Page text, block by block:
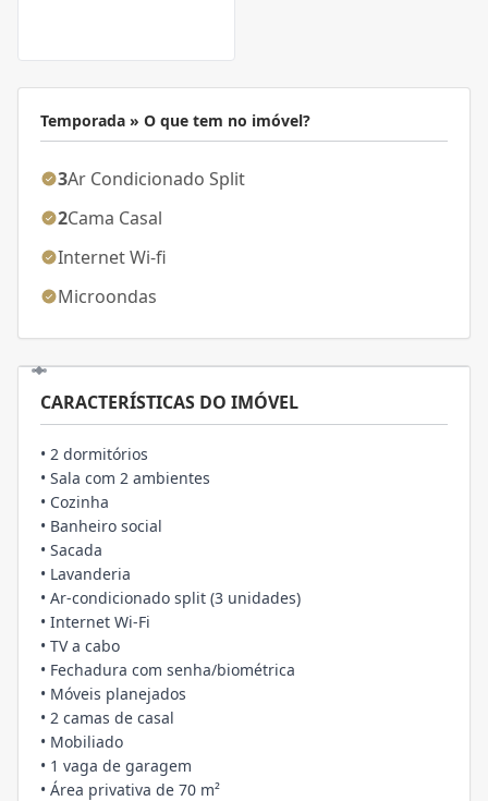
Temporada » O que tem no imóvel?
3Ar Condicionado Split
2Cama Casal
Internet Wi-fi
Microondas
CARACTERÍSTICAS DO IMÓVEL
• 2 dormitórios
• Sala com 2 ambientes
• Cozinha
• Banheiro social
• Sacada
• Lavanderia
• Ar-condicionado split (3 unidades)
• Internet Wi-Fi
• TV a cabo
• Fechadura com senha/biométrica
• Móveis planejados
• 2 camas de casal
• Mobiliado
• 1 vaga de garagem
• Área privativa de 70 m²